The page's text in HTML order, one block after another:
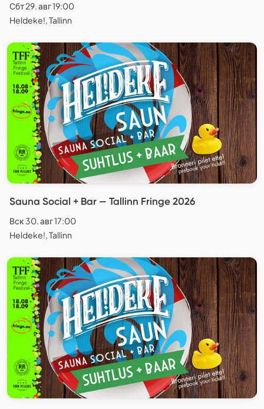
Сбт 29. авг 19:00
Heldeke!, Tallinn
Sauna Social + Bar — Tallinn Fringe 2026
Вск 30. авг 17:00
Heldeke!, Tallinn